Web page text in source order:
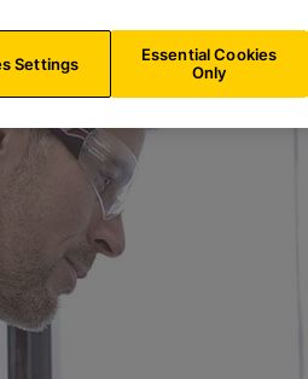
Settings
Essential Cookies
Only